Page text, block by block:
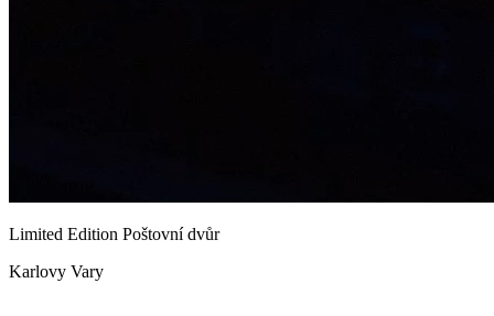
Limited Edition Poštovní dvůr
Karlovy Vary